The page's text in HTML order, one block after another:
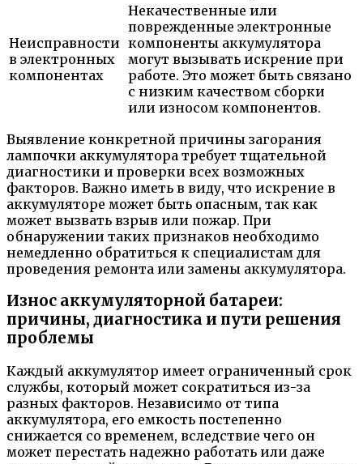
Неисправности
в электронных
компонентах
Некачественные или
поврежденные электронные
компоненты аккумулятора
могут вызывать искрение при
работе. Это может быть связано
с низким качеством сборки
или износом компонентов.
Выявление конкретной причины загорания
лампочки аккумулятора требует тщательной
диагностики и проверки всех возможных
факторов. Важно иметь в виду, что искрение в
аккумуляторе может быть опасным, так как
может вызвать взрыв или пожар. При
обнаружении таких признаков необходимо
немедленно обратиться к специалистам для
проведения ремонта или замены аккумулятора.
Износ аккумуляторной батареи:
причины, диагностика и пути решения
проблемы
Каждый аккумулятор имеет ограниченный срок
службы, который может сократиться из-за
разных факторов. Независимо от типа
аккумулятора, его емкость постепенно
снижается со временем, вследствие чего он
может перестать надежно работать или даже